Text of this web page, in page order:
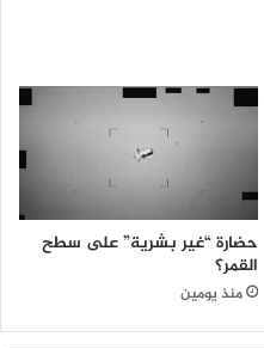
حضارة “غير بشرية” على سطح
القمر؟
منذ يومين